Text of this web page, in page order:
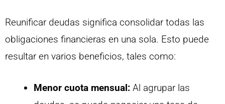
Reunificar deudas significa consolidar todas las
obligaciones financieras en una sola. Esto puede
resultar en varios beneficios, tales como:
Menor cuota mensual: Al agrupar las